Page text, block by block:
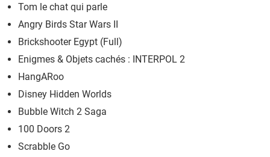
Tom le chat qui parle
Angry Birds Star Wars II
Brickshooter Egypt (Full)
Enigmes & Objets cachés : INTERPOL 2
HangARoo
Disney Hidden Worlds
Bubble Witch 2 Saga
100 Doors 2
Scrabble Go